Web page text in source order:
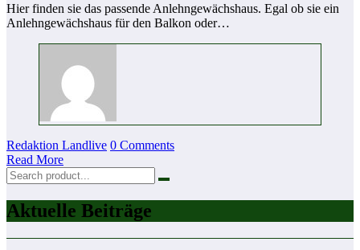
Hier finden sie das passende Anlehngewächshaus. Egal ob sie ein
Anlehngewächshaus für den Balkon oder…
Redaktion Landlive 0 Comments
Read More
Aktuelle Beiträge